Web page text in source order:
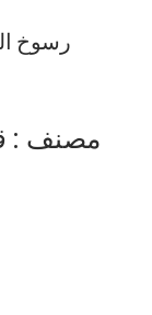
رسوخ
مصنف :